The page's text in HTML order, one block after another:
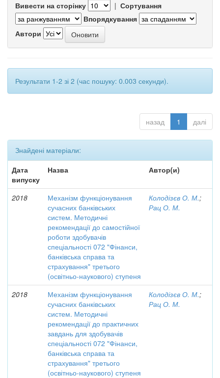
Вивести на сторінку | Сортування
Впорядкування
Автори
Результати 1-2 зі 2 (час пошуку: 0.003 секунди).
назад 1 далі
Знайдені матеріали:
Дата
випуску
Назва Автор(и)
2018
Механізм функціонування
сучасних банківських
систем. Методичні
рекомендації до самостійної
роботи здобувачів
спеціальності 072 "Фінанси,
банківська справа та
страхування" третього
(освітньо-наукового) ступеня
Колодізєв О. М.;
Рац О. М.
2018
Механізм функціонування
сучасних банківських
систем. Методичні
рекомендації до практичних
завдань для здобувачів
спеціальності 072 "Фінанси,
банківська справа та
страхування" третього
(освітньо-наукового) ступеня
Колодізєв О. М.;
Рац О. М.